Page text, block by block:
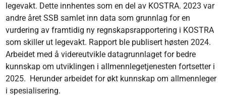
legevakt. Dette innhentes som en del av KOSTRA. 2023 var
andre året SSB samlet inn data som grunnlag for en
vurdering av framtidig ny regnskapsrapportering i KOSTRA
som skiller ut legevakt. Rapport ble publisert høsten 2024.
Arbeidet med å videreutvikle datagrunnlaget for bedre
kunnskap om utviklingen i allmennlegetjenesten fortsetter i
2025. Herunder arbeidet for økt kunnskap om allmennleger
i spesialisering.